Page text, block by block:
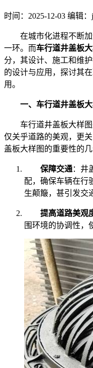
时间： 2025-12-03 编辑：
在城市化进程不断加
一环。而车行道井盖板
分，其设计、施工和维
的设计与应用，探讨其
用。
一、车行道井盖板
车行道井盖板大样图
仅关乎道路的美观，更
盖板大样图的重要性的几
保障交通：井
配，确保车辆在行
生颠簸，甚引发交
提高道路美观
围环境的协调性，